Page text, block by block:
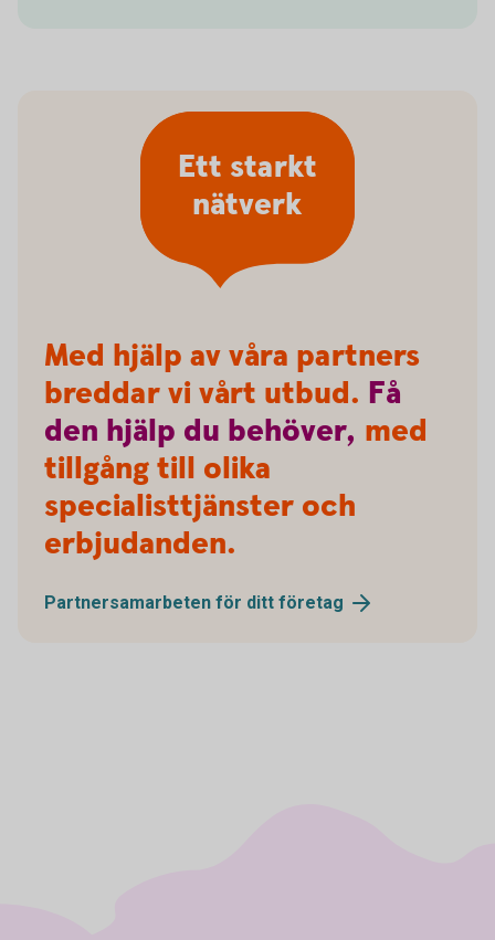
Ett starkt
nätverk
Med hjälp av våra partners
breddar vi vårt utbud. Få
den hjälp du behöver, med
tillgång till olika
specialisttjänster och
erbjudanden.
Partnersamarbeten för ditt företag